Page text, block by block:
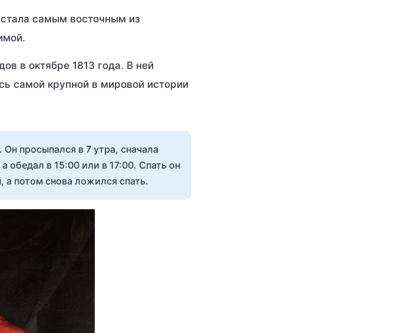
самым восточным из
в октябре 1813 года. В ней
самой крупной в мировой истории
просыпался в 7 утра, сначала
обедал в 15:00 или в 17:00. Спать он
а потом снова ложился спать.